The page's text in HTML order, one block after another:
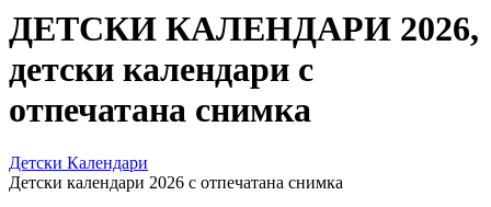
ДЕТСКИ КАЛЕНДАРИ 2026,
детски календари с
отпечатана снимка
Детски Календари
Детски календари 2026 с отпечатана снимка